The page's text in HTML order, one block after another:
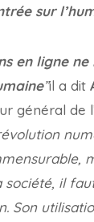
sur
en ligne
”il a dit
général de
société, il
Son